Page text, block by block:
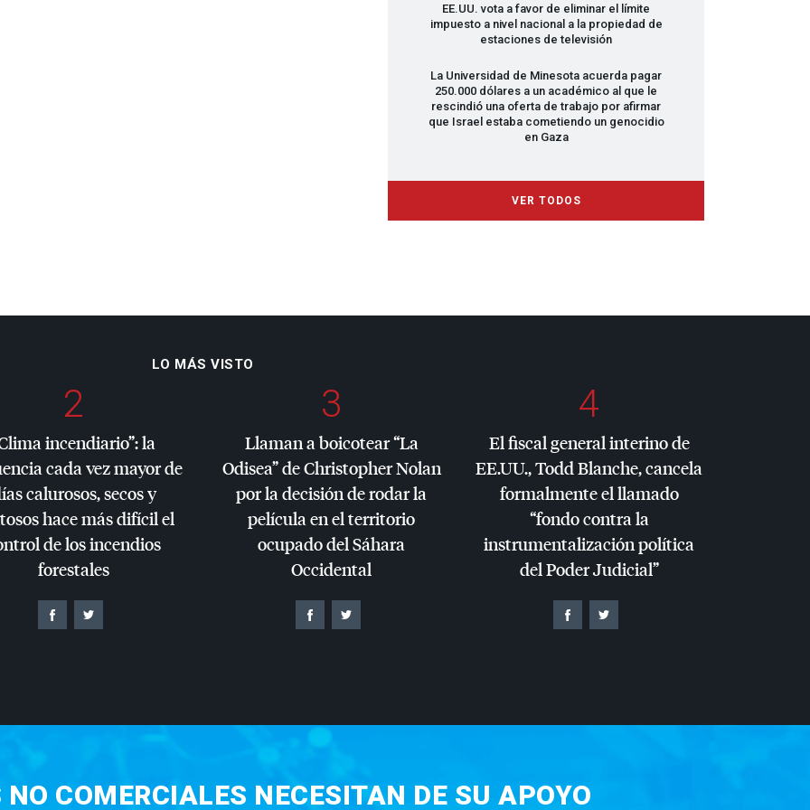
EE.UU. vota a favor de eliminar el límite
impuesto a nivel nacional a la propiedad de
estaciones de televisión
La Universidad de Minesota acuerda pagar
250.000 dólares a un académico al que le
rescindió una oferta de trabajo por afirmar
que Israel estaba cometiendo un genocidio
en Gaza
VER TODOS
LO MÁS VISTO
2
incendiario”: la
cada vez mayor de
calurosos, secos y
hace más difícil el
de los incendios
forestales
3
Llaman a boicotear “La
Odisea” de Christopher Nolan
por la decisión de rodar la
película en el territorio
ocupado del Sáhara
Occidental
4
El fiscal general interino de
EE.UU., Todd Blanche, cancela
formalmente el llamado
“fondo contra la
instrumentalización política
del Poder Judicial”
COMERCIALES NECESITAN DE SU APOYO